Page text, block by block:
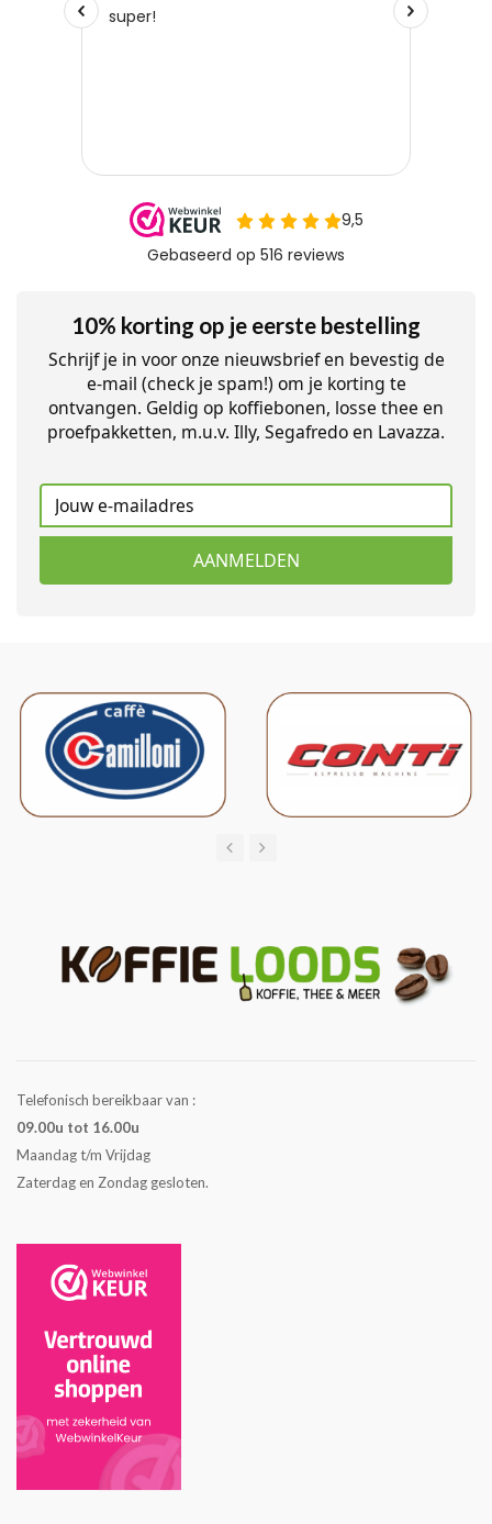
10% korting op je eerste bestelling
Schrijf je in voor onze nieuwsbrief en bevestig de
e-mail (check je spam!) om je korting te
ontvangen. Geldig op koffiebonen, losse thee en
proefpakketten, m.u.v. Illy, Segafredo en Lavazza.
AANMELDEN
Telefonisch bereikbaar van :
09.00u tot 16.00u
Maandag t/m Vrijdag
Zaterdag en Zondag gesloten.